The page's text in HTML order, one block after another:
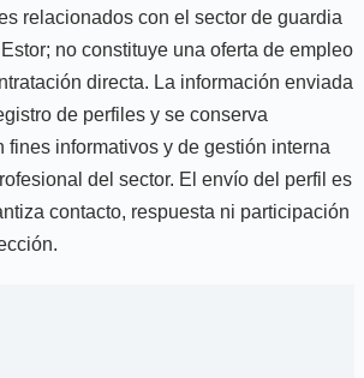
relacionados con el sector de guardia
no constituye una oferta de empleo
directa. La información enviada
de perfiles y se conserva
fines informativos y de gestión interna
del sector. El envío del perfil es
contacto, respuesta ni participación